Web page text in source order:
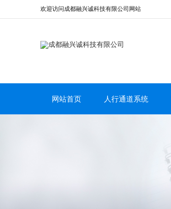
欢迎访问成都融兴诚科技有限公司网站
网站首页 人行通道系统